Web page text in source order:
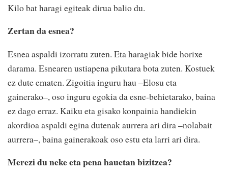
Kilo bat haragi egiteak dirua balio du.
Zertan da esnea?
Esnea aspaldi izorratu zuten. Eta haragiak bide horixe
darama. Esnearen ustiapena pikutara bota zuten. Kostuek
ez dute ematen. Zigoitia inguru hau –Elosu eta
gainerako–, oso inguru egokia da esne-behietarako, baina
ez dago erraz. Kaiku eta gisako konpainia handiekin
akordioa aspaldi egina dutenak aurrera ari dira –nolabait
aurrera–, baina gainerakoak oso estu eta larri ari dira.
Merezi du neke eta pena hauetan bizitzea?